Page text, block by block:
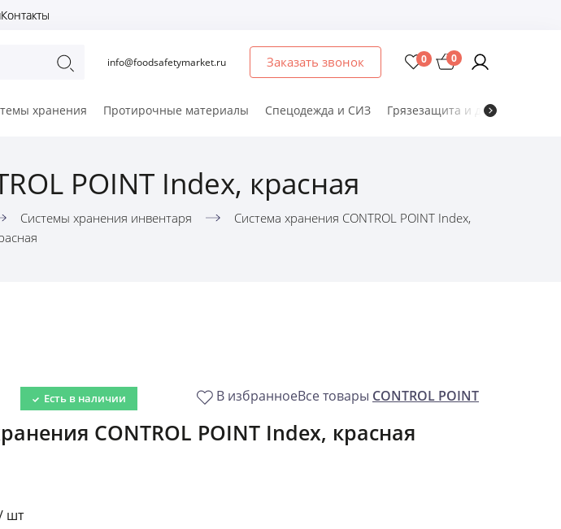
Контакты
info@foodsafetymarket.ru Заказать звонок 0 0
хранения Протирочные материалы Спецодежда и СИЗ Грязезащита и дезматы
POINT Index, красная
Системы хранения инвентаря
Система хранения CONTROL POINT Index,
Есть в наличии В избранноеВсе товары CONTROL POINT
CONTROL POINT Index, красная
шт